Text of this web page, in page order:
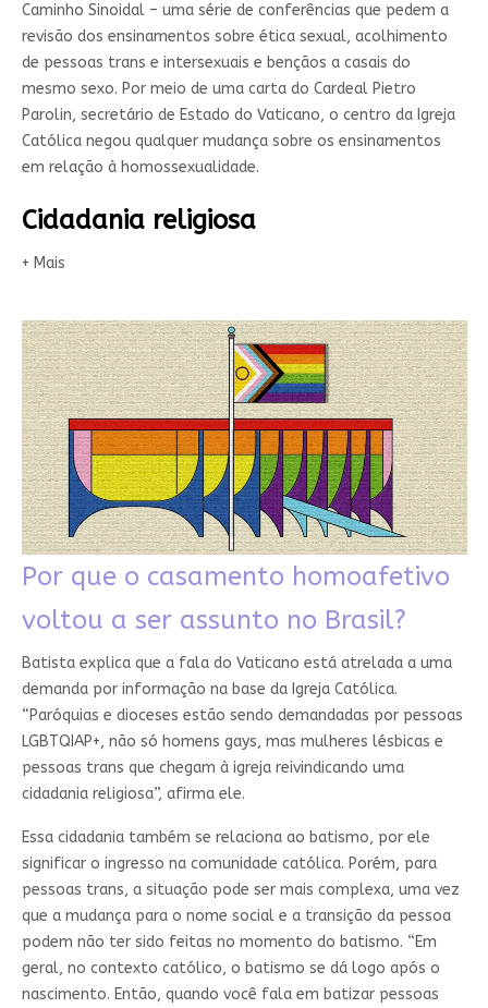
Caminho Sinoidal – uma série de conferências que pedem a
revisão dos ensinamentos sobre ética sexual, acolhimento
de pessoas trans e intersexuais e bençãos a casais do
mesmo sexo. Por meio de uma carta do Cardeal Pietro
Parolin, secretário de Estado do Vaticano, o centro da Igreja
Católica negou qualquer mudança sobre os ensinamentos
em relação à homossexualidade.
Cidadania religiosa
+ Mais
Por que o casamento homoafetivo
voltou a ser assunto no Brasil?
Batista explica que a fala do Vaticano está atrelada a uma
demanda por informação na base da Igreja Católica.
“Paróquias e dioceses estão sendo demandadas por pessoas
LGBTQIAP+, não só homens gays, mas mulheres lésbicas e
pessoas trans que chegam à igreja reivindicando uma
cidadania religiosa”, afirma ele.
Essa cidadania também se relaciona ao batismo, por ele
significar o ingresso na comunidade católica. Porém, para
pessoas trans, a situação pode ser mais complexa, uma vez
que a mudança para o nome social e a transição da pessoa
podem não ter sido feitas no momento do batismo. “Em
geral, no contexto católico, o batismo se dá logo após o
nascimento. Então, quando você fala em batizar pessoas